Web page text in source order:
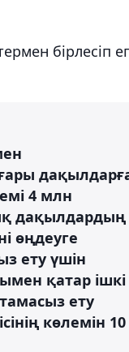
бірлесіп
4 млн
дақылдардың
өңдеуге
ету үшін
қатар ішкі
ету
көлемін 10